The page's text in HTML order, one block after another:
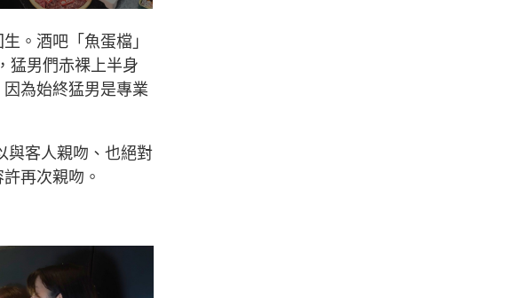
。酒吧「魚蛋檔」
猛男們赤裸上半身
為始終猛男是專業
與客人親吻、也絕對
再次親吻。